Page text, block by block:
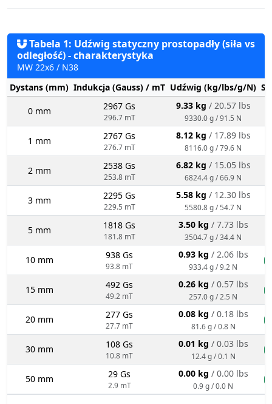
Tabela 1: Udźwig statyczny prostopadły (siła vs
odległość) - charakterystyka
MW 22x6 / N38
Dystans (mm) Indukcja (Gauss) / mT Udźwig (kg/lbs/g/N)
0 mm 2967 Gs
296.7 mT
9.33 kg / 20.57 lbs
9330.0 g / 91.5 N
1 mm 2767 Gs
276.7 mT
8.12 kg / 17.89 lbs
8116.0 g / 79.6 N
2 mm 2538 Gs
253.8 mT
6.82 kg / 15.05 lbs
6824.4 g / 66.9 N
3 mm 2295 Gs
229.5 mT
5.58 kg / 12.30 lbs
5580.8 g / 54.7 N
5 mm 1818 Gs
181.8 mT
3.50 kg / 7.73 lbs
3504.7 g / 34.4 N
10 mm 938 Gs
93.8 mT
0.93 kg / 2.06 lbs
933.4 g / 9.2 N
15 mm 492 Gs
49.2 mT
0.26 kg / 0.57 lbs
257.0 g / 2.5 N
20 mm 277 Gs
27.7 mT
0.08 kg / 0.18 lbs
81.6 g / 0.8 N
30 mm 108 Gs
10.8 mT
0.01 kg / 0.03 lbs
12.4 g / 0.1 N
50 mm 29 Gs
2.9 mT
0.00 kg / 0.00 lbs
0.9 g / 0.0 N